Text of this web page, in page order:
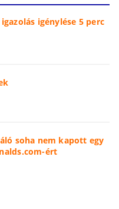
igénylése 5 perc
soha nem kapott egy
ért